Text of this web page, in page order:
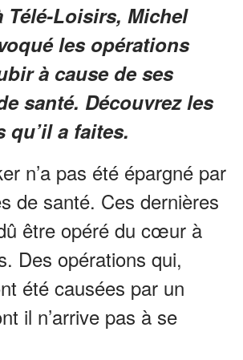
Télé-Loisirs, Michel
les opérations
à cause de ses
santé. Découvrez les
qu’il a faites.
n’a pas été épargné par
de santé. Ces dernières
être opéré du cœur à
Des opérations qui,
été causées par un
il n’arrive pas à se